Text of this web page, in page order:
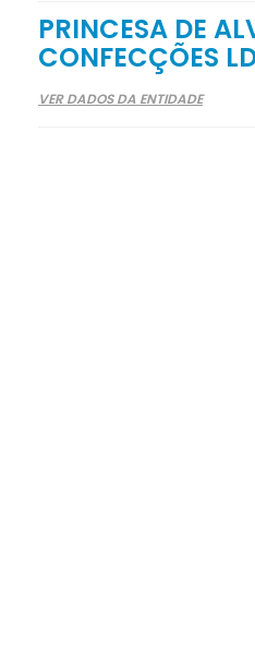
PRINCESA DE
CONFECÇÕES
VER DADOS DA ENTIDADE